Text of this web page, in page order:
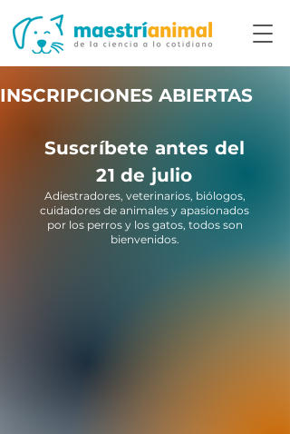
Suscríbete antes del
21 de julio
Adiestradores, veterinarios, biólogos,
cuidadores de animales y apasionados
por los perros y los gatos, todos son
bienvenidos.